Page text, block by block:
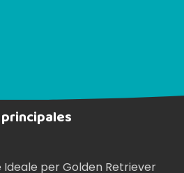
per Golden Retriever